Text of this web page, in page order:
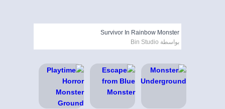
Survivor In Rainbow Monster
بواسطة Bin Studio